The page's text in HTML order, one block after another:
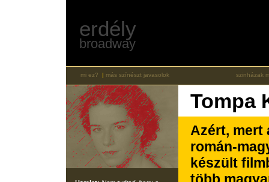
erdély
broadway
szinházak
mi ez? | más színészt javasolok
Tompa
Azért, mert
román-
készült